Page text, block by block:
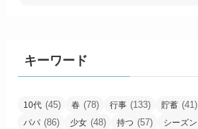
キーワード
10代 (45) 春 (78) 行事 (133) 貯蓄 (41)
パパ (86) 少女 (48) 持つ (57) シーズン